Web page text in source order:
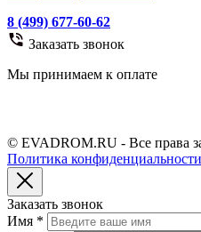
8 (499) 677-60-62
Заказать звонок
Мы принимаем к оплате
© EVADROM.RU - Все права
Политика конфиденциальности
Заказать звонок
Имя *